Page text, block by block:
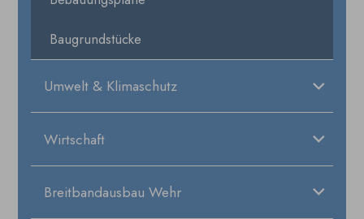
Baugrundstücke
Umwelt & Klimaschutz
Wirtschaft
Breitbandausbau Wehr